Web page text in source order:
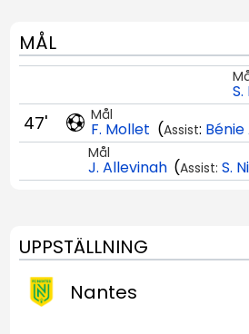
MÅL
Mål
F. Mollet (Assist:
47'
Mål
J. Allevinah (Assist: S.
UPPSTÄLLNING
Nantes